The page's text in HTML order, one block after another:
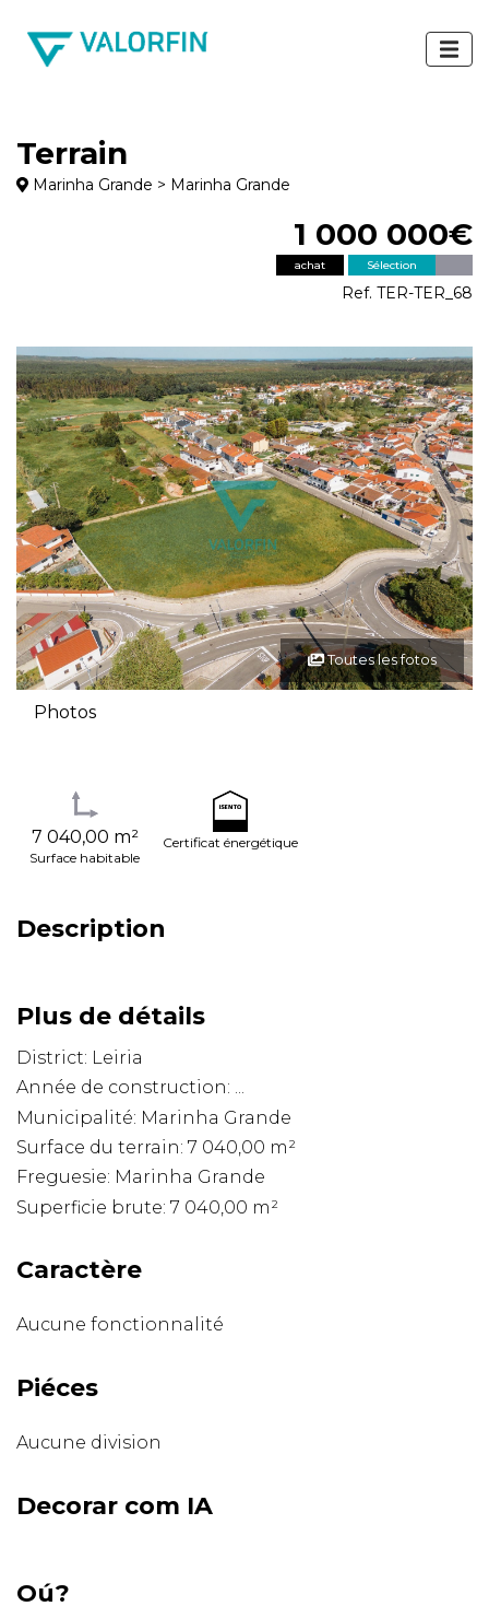
Terrain
Marinha Grande > Marinha Grande
1 000 000€
achat Sélection
Ref. TER-TER_68
Toutes les fotos
Photos
7 040,00 m²
Surface habitable
Certificat énergétique
Description
Plus de détails
District: Leiria
Année de construction: ...
Municipalité: Marinha Grande
Surface du terrain: 7 040,00 m²
Freguesie: Marinha Grande
Superficie brute: 7 040,00 m²
Caractère
Aucune fonctionnalité
Piéces
Aucune division
Decorar com IA
Oú?